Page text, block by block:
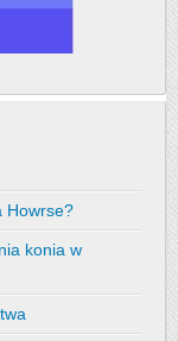
Howrse?
konia w